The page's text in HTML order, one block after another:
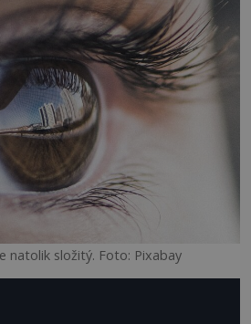
natolik složitý. Foto: Pixabay